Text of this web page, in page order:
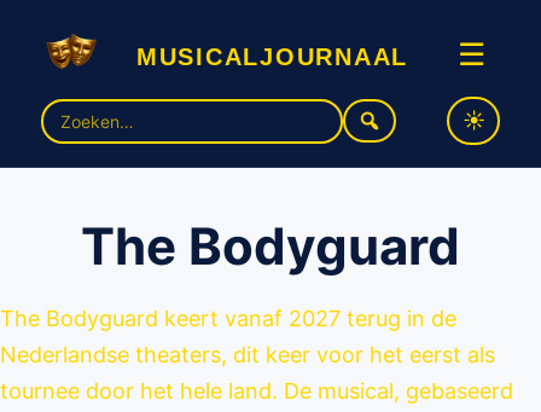
musicaljournaal ☰
Zoek
naar:
The Bodyguard
The Bodyguard keert vanaf 2027 terug in de
Nederlandse theaters, dit keer voor het eerst als
tournee door het hele land. De musical, gebaseerd